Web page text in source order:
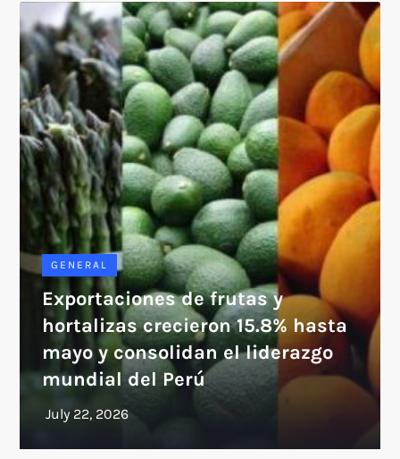
GENERAL
Exportaciones de frutas y
hortalizas crecieron 15.8% hasta
mayo y consolidan el liderazgo
mundial del Perú